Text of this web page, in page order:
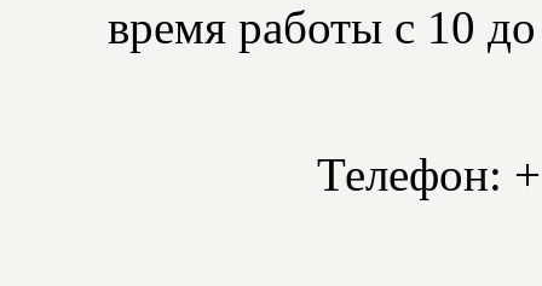
время работы с 10
Телефон: